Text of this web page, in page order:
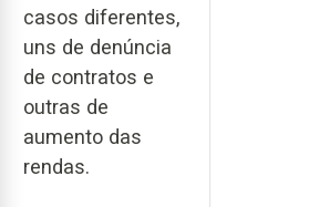
casos diferentes,
uns de denúncia
de contratos e
outras de
aumento das
rendas.